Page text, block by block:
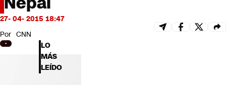
CNN Data
CNN tiempo
Futuro 360
Opinión
27- 04- 2015 18:47
Por CNN
LO
MÁS
LEÍDO